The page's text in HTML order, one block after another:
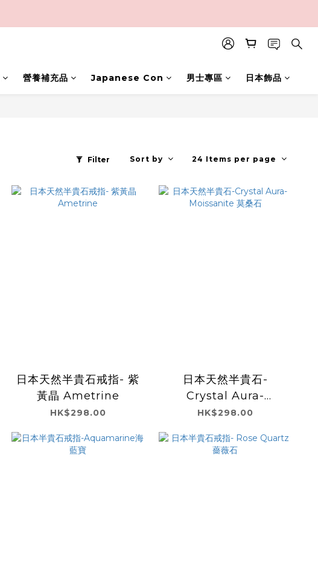
營養補充品 Japanese Con 男士專區 日本飾品
Filter Sort by 24 Items per page
日本天然半貴石戒指- 紫
黃晶 Ametrine
HK$298.00
日本天然半貴石-
Crystal Aura-
Moissanite 莫桑石
HK$298.00